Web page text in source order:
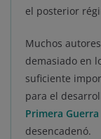
el posterior
Muchos
demasiado en
suficiente
para el
Primera
desencadenó.